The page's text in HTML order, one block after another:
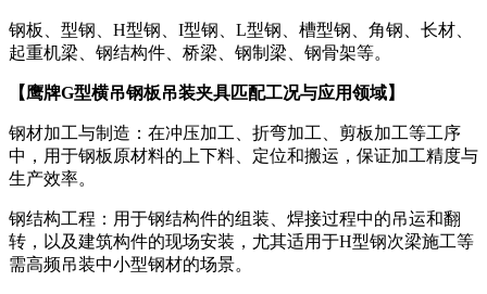
钢板、型钢、H型钢、I型钢、L型钢、槽型钢、角钢、长材、
起重机梁、钢结构件、桥梁、钢制梁、钢骨架等。
【鹰牌G型横吊钢板吊装夹具匹配工况与应用领域】
钢材加工与制造：在冲压加工、折弯加工、剪板加工等工序
中，用于钢板原材料的上下料、定位和搬运，保证加工精度与
生产效率。
钢结构工程：用于钢结构件的组装、焊接过程中的吊运和翻
转，以及建筑构件的现场安装，尤其适用于H型钢次梁施工等
需高频吊装中小型钢材的场景。